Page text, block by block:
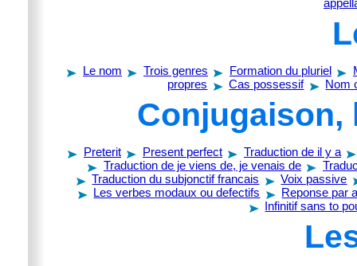
Le nom Trois genres Formation du pluriel
propres
Cas possessif Nom
Conjugaison,
Preterit Present perfect
Traduction de il y a
Traduction de je viens de, je venais de
Traduction du subjonctif francais
Voix passive
Les verbes modaux ou defectifs
Reponse par
Infinitif sans to